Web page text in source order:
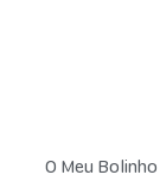
O Meu